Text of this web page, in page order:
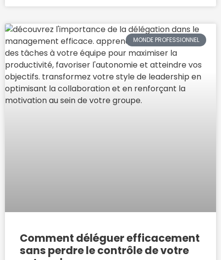
MONDE PROFESSIONNEL
Comment déléguer efficacement
sans perdre le contrôle de votre